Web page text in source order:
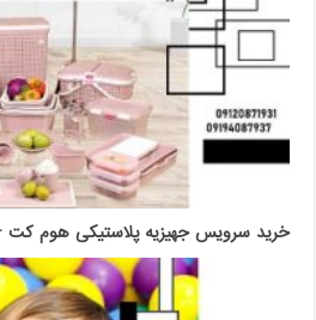
خرید سرویس جهیزیه پلاستیکی هوم